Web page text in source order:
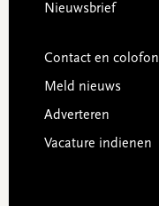
Nieuwsbrief
Contact en colofon
Meld nieuws
Adverteren
Vacature indienen